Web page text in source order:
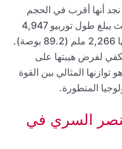
نجد أنها أقرب في الحجم
إلى لامبورجيني ريفويلتو، حيث يبلغ طول توربيو 4,947
لفرض هيبتها على
توازنها المثالي بين القوة
المتطورة.
السري في